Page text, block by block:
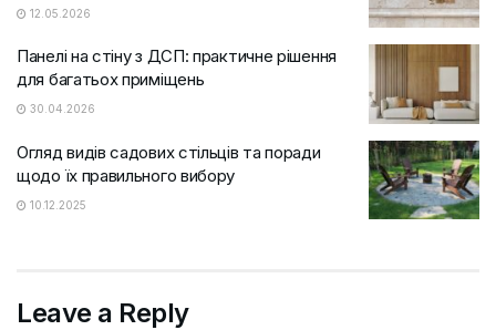
12.05.2026
Панелі на стіну з ДСП: практичне рішення
для багатьох приміщень
30.04.2026
Огляд видів садових стільців та поради
щодо їх правильного вибору
10.12.2025
Leave a Reply